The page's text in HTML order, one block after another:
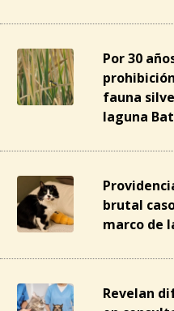
Por 30
fauna
laguna
brutal
marco de
Revelan